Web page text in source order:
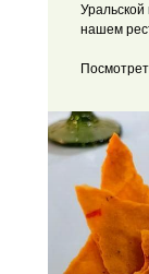
нашем